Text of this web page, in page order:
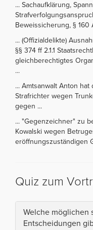
... Sachaufklärung,
Beweissicherung, § 160
... (Offizialdelikte)
§§ 374 ff 2.1.1
gleichberechtigtes
...
... Amtsanwalt Anton
Strafrichter wegen
gegen ...
... "Gegenzeichner" zu
Kowalski wegen
eröffnungszuständigen
Quiz zum
Welche möglichen
Entscheidungen